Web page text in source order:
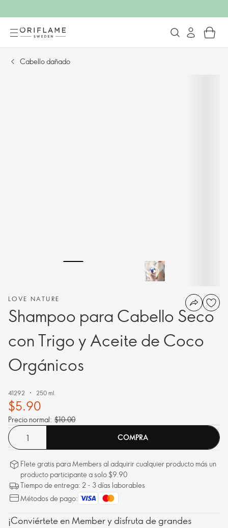
Cabello dañado
LOVE NATURE
Shampoo para Cabello Seco
con Trigo y Aceite de Coco
Orgánicos
41292 250 ml.
$5.90
Precio normal: $10.00
COMPRA
Flete gratis para Members al adquirir cualquier producto más un
producto participante a solo $9.90
Tiempo de entrega: 2 - 3 días laborables
Métodos de pago:
¡Conviértete en Member y disfruta de grandes